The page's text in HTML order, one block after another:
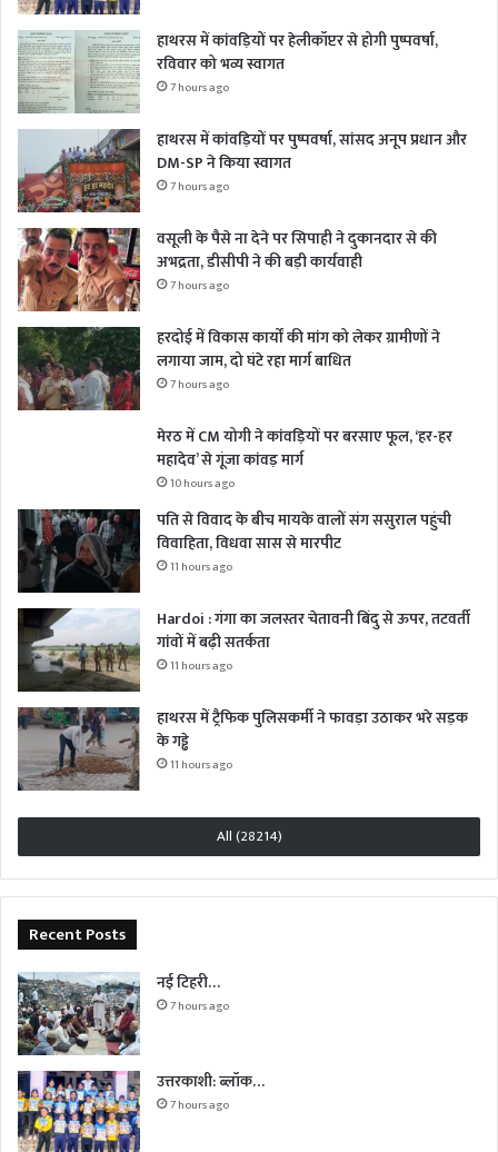
हाथरस में कांवड़ियों पर हेलीकॉप्टर से होगी पुष्पवर्षा,
रविवार को भव्य स्वागत
7 hours ago
हाथरस में कांवड़ियों पर पुष्पवर्षा, सांसद अनूप प्रधान और
DM-SP ने किया स्वागत
7 hours ago
वसूली के पैसे ना देने पर सिपाही ने दुकानदार से की
अभद्रता, डीसीपी ने की बड़ी कार्यवाही
7 hours ago
हरदोई में विकास कार्यों की मांग को लेकर ग्रामीणों ने
लगाया जाम, दो घंटे रहा मार्ग बाधित
7 hours ago
मेरठ में CM योगी ने कांवड़ियों पर बरसाए फूल, ‘हर-हर
महादेव’ से गूंजा कांवड़ मार्ग
10 hours ago
पति से विवाद के बीच मायके वालों संग ससुराल पहुंची
विवाहिता, विधवा सास से मारपीट
11 hours ago
Hardoi : गंगा का जलस्तर चेतावनी बिंदु से ऊपर, तटवर्ती
गांवों में बढ़ी सतर्कता
11 hours ago
हाथरस में ट्रैफिक पुलिसकर्मी ने फावड़ा उठाकर भरे सड़क
के गड्ढे
11 hours ago
All (28214)
Recent Posts
नई टिहरी…
7 hours ago
उत्तरकाशी: ब्लॉक…
7 hours ago